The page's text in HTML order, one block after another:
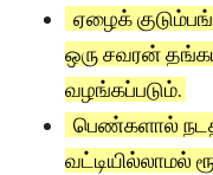
ஏழைக்
ஒரு சவரன்
வழங்கப்படும்.
பெண்களால்
வட்டியில்லாமல்